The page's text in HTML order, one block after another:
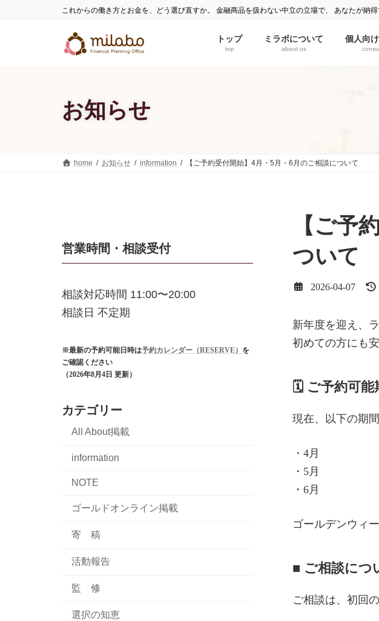
これからの働き方とお金を、どう選び直すか。 金融商品を扱わない中立の立場で、 あなたが納得
トップ
top
ミラボについて
about us
個人向
お知らせ
home お知らせ information 【ご予約受付開始】4月・5月・6月のご相談について
【ご予
ついて
2026-04-07
新年度を迎え、
初めての方にも
🗓️ ご予約可能
現在、以下の期
・4月
・5月
・6月
ゴールデンウィ
■ ご相談につ
ご相談は、初回
営業時間・相談受付
相談対応時間 11:00〜20:00
相談日 不定期
※最新の予約可能日時は予約カレンダー（RESERVE） を
ご確認ください
（2026年8月4日 更新）
カテゴリー
All About掲載
information
NOTE
ゴールドオンライン掲載
寄 稿
活動報告
監 修
選択の知恵